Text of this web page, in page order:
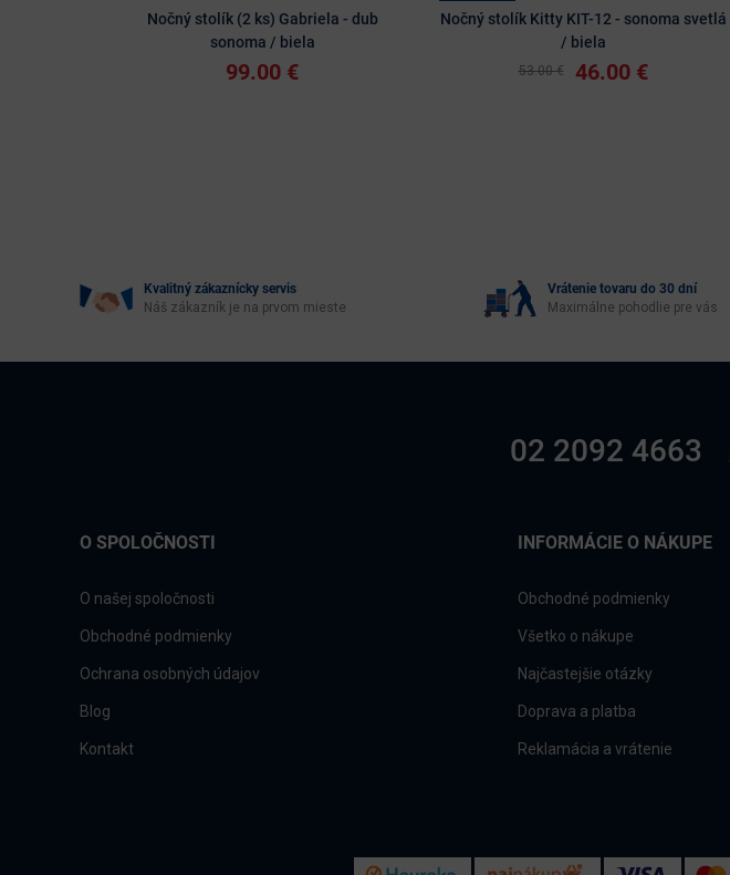
Nočný stolík (2 ks) Gabriela - dub
sonoma / biela
99.00 €
Nočný stolík Kitty KIT-12 - sonoma svetlá
/ biela
53.00 € 46.00 €
Kvalitný zákaznícky servis
Náš zákazník je na prvom mieste
Vrátenie tovaru do 30 dní
Maximálne pohodlie pre vás
02 2092 4663
O SPOLOČNOSTI
O našej spoločnosti
Obchodné podmienky
Ochrana osobných údajov
Blog
Kontakt
INFORMÁCIE O NÁKUPE
Obchodné podmienky
Všetko o nákupe
Najčastejšie otázky
Doprava a platba
Reklamácia a vrátenie